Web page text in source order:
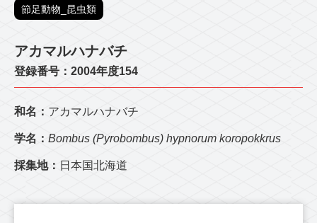
節足動物_昆虫類
アカマルハナバチ
登録番号：2004年度154
和名： アカマルハナバチ
学名： Bombus (Pyrobombus) hypnorum koropokkrus
採集地： 日本国北海道